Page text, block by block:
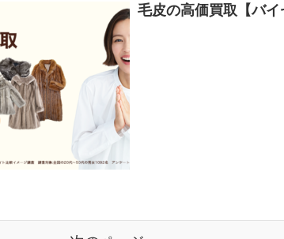
毛皮の高価買取【バイ